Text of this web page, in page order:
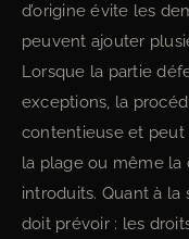
d’origine évite les
peuvent ajouter
Lorsque la partie
exceptions, la
contentieuse et peut
la plage ou même la
introduits. Quant à
doit prévoir : les